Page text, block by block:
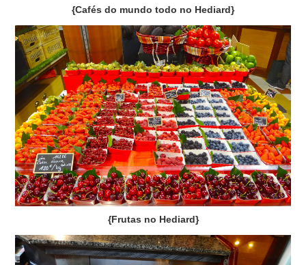
{Cafés do mundo todo no Hediard}
{Frutas no Hediard}